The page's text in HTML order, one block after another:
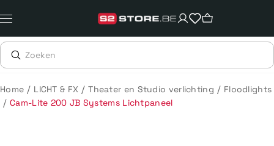
naar
content
Home / LICHT & FX / Theater en Studio verlichting / Floodlights
/ Cam-Lite 200 JB Systems Lichtpaneel